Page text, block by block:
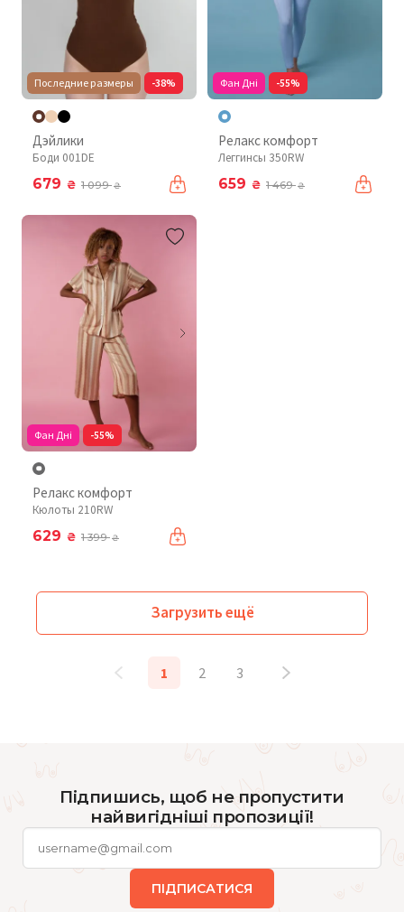
Последние размеры -38%
Дэйлики
Боди 001DE
679 ₴ 1 099₴
Фан Дні -55%
Релакс комфорт
Леггинсы 350RW
659 ₴ 1 469₴
Фан Дні -55%
Релакс комфорт
Кюлоты 210RW
629 ₴ 1 399₴
Загрузить ещё
1 2 3
Підпишись, щоб не пропустити
найвигідніші пропозиції!
ПІДПИСАТИСЯ